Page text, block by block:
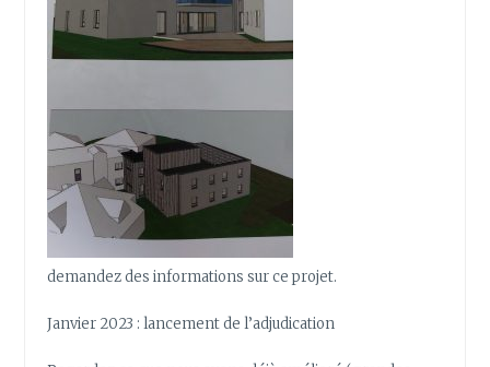
demandez des informations sur ce projet.
Janvier 2023 : lancement de l’adjudication